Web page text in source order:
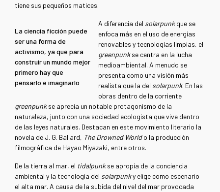
tiene sus pequeños matices.
La ciencia ficción puede
ser una forma de
activismo, ya que para
construir un mundo mejor
primero hay que
pensarlo e imaginarlo
A diferencia del solarpunkque se
enfoca más en el uso de energías
renovables y tecnologías limpias, el
greenpunkse centra en la lucha
medioambiental. A menudo se
presenta como una visión más
realista que la del solarpunk. En las
obras dentro de la corriente
greenpunkse aprecia un notable protagonismo de la
naturaleza, junto con una sociedad ecologista que vive dentro
de las leyes naturales. Destacan en este movimiento literario la
novela de J. G. Ballard, The Drowned Worldo la producción
filmográfica de Hayao Miyazaki, entre otros.
De la tierra al mar, el tidalpunkse apropia de la conciencia
ambiental y la tecnología del solarpunky elige como escenario
el alta mar. A causa de la subida del nivel del mar provocada